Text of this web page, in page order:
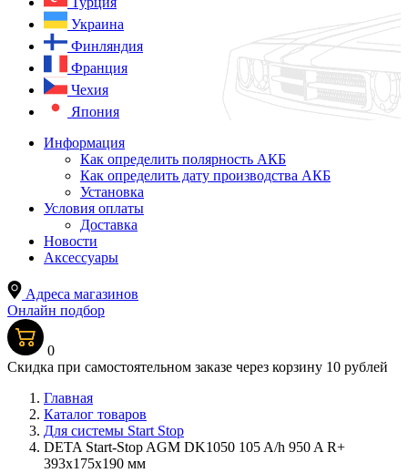
Украина
Финляндия
Франция
Чехия
Япония
Информация
Как определить полярность АКБ
Как определить дату производства АКБ
Установка
Условия оплаты
Доставка
Новости
Аксессуары
Адреса магазинов
Онлайн подбор
0
Скидка при самостоятельном заказе через корзину 10 рублей
Главная
Каталог товаров
Для системы Start Stop
DETA Start-Stop AGM DK1050 105 A/h 950 A R+
393x175x190 мм